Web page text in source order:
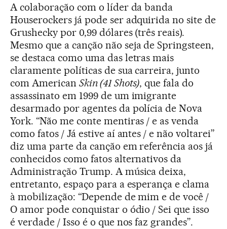
A colaboração com o líder da banda
Houserockers já pode ser adquirida no site de
Grushecky por 0,99 dólares (três reais).
Mesmo que a canção não seja de Springsteen,
se destaca como uma das letras mais
claramente políticas de sua carreira, junto
com American Skin (41 Shots), que fala do
assassinato em 1999 de um imigrante
desarmado por agentes da polícia de Nova
York. “Não me conte mentiras / e as venda
como fatos / Já estive aí antes / e não voltarei”
diz uma parte da canção em referência aos já
conhecidos como fatos alternativos da
Administração Trump. A música deixa,
entretanto, espaço para a esperança e clama
à mobilização: “Depende de mim e de você /
O amor pode conquistar o ódio / Sei que isso
é verdade / Isso é o que nos faz grandes”.